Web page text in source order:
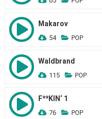
Makarov
54 POP
Waldbrand
115 POP
F**KIN‘ 1
76 POP